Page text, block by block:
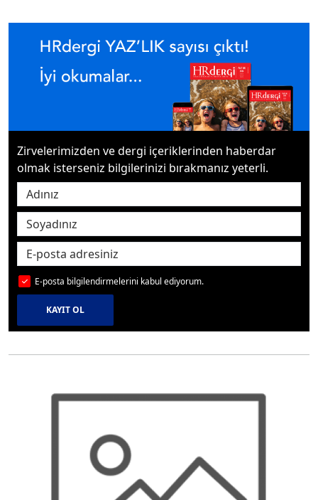
Zirvelerimizden ve dergi içeriklerinden haberdar
olmak isterseniz bilgilerinizi bırakmanız yeterli.
E-posta bilgilendirmelerini kabul ediyorum.
KAYIT OL